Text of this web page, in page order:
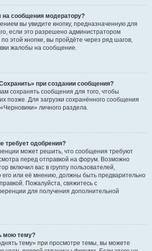
на сообщения модератору?
вы увидите кнопку, предназначенную для
если это разрешено администратором
этой кнопке, вы пройдёте через ряд шагов,
жалобы на сообщение.
при создании сообщения?
сохранять сообщения для того, чтобы
позже. Для загрузки сохранённого сообщения
личного раздела.
требует одобрения?
может решить, что сообщения требуют
перед отправкой на форум. Возможно
включил вас в группу пользователей,
или её мнению, должны быть предварительно
Пожалуйста, свяжитесь с
для получения дополнительной
мою тему?
тему» при просмотре темы, вы можете